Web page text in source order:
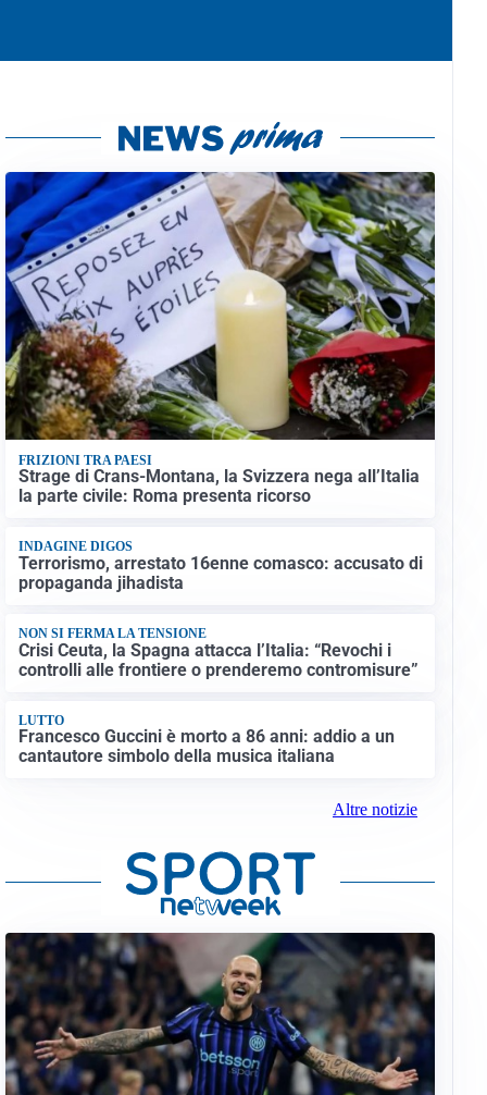
FRIZIONI TRA PAESI
Strage di Crans-Montana, la Svizzera nega all’Italia
la parte civile: Roma presenta ricorso
INDAGINE DIGOS
Terrorismo, arrestato 16enne comasco: accusato di
propaganda jihadista
NON SI FERMA LA TENSIONE
Crisi Ceuta, la Spagna attacca l’Italia: “Revochi i
controlli alle frontiere o prenderemo contromisure”
LUTTO
Francesco Guccini è morto a 86 anni: addio a un
cantautore simbolo della musica italiana
Altre notizie